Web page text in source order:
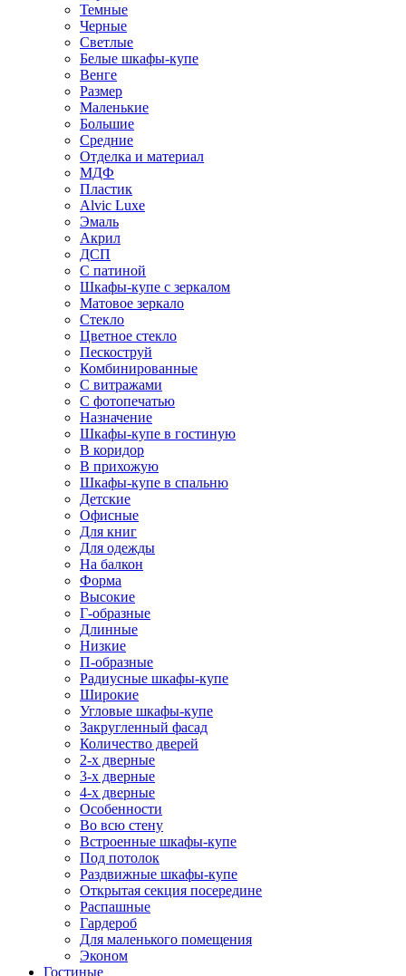
Темные
Черные
Светлые
Белые шкафы-купе
Венге
Размер
Маленькие
Большие
Средние
Отделка и материал
МДФ
Пластик
Alvic Luxe
Эмаль
Акрил
ДСП
С патиной
Шкафы-купе с зеркалом
Матовое зеркало
Стекло
Цветное стекло
Пескоструй
Комбинированные
С витражами
С фотопечатью
Назначение
Шкафы-купе в гостиную
В коридор
В прихожую
Шкафы-купе в спальню
Детские
Офисные
Для книг
Для одежды
На балкон
Форма
Высокие
Г-образные
Длинные
Низкие
П-образные
Радиусные шкафы-купе
Широкие
Угловые шкафы-купе
Закругленный фасад
Количество дверей
2-х дверные
3-х дверные
4-х дверные
Особенности
Во всю стену
Встроенные шкафы-купе
Под потолок
Раздвижные шкафы-купе
Открытая секция посередине
Распашные
Гардероб
Для маленького помещения
Эконом
Гостиные